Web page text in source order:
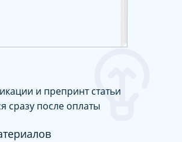
и препринт статьи
сразу после оплаты